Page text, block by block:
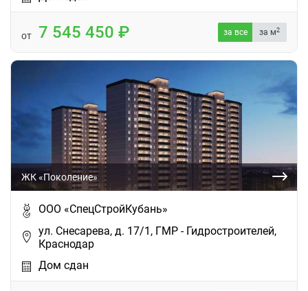
от 7 545 450 за все за м2
ЖК «Поколение»
ООО «СпецСтройКубань»
ул. Снесарева, д. 17/1, ГМР - Гидростроителей,
Краснодар
Дом сдан